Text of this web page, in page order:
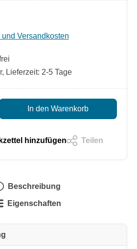
Versandkosten
Lieferzeit: 2-5 Tage
Gib den gewünschten
In den Warenkorb
hinzufügen Teilen
Beschreibung
Eigenschaften